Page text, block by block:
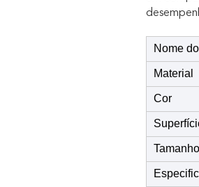
Nome
Material
Cor
Tamanho